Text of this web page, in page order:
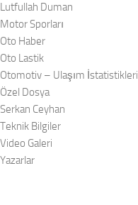
Lutfullah Duman
Motor Sporları
Oto Haber
Oto Lastik
Otomotiv – Ulaşım İstatistikleri
Özel Dosya
Serkan Ceyhan
Teknik Bilgiler
Video Galeri
Yazarlar